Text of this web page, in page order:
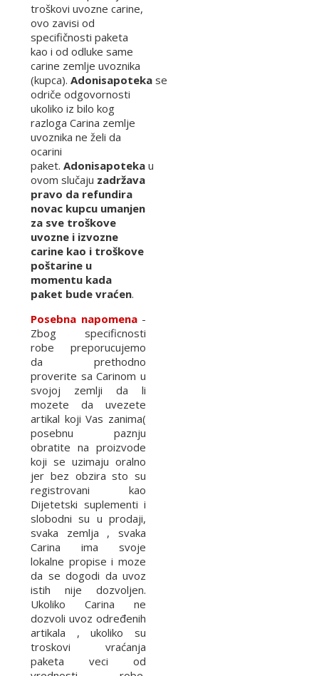
troškovi uvozne carine,
ovo zavisi od
specifičnosti paketa
kao i od odluke same
carine zemlje uvoznika
(kupca). Adonisapoteka se
odriče odgovornosti
ukoliko iz bilo kog
razloga Carina zemlje
uvoznika ne želi da
ocarini
paket. Adonisapoteka u
ovom slučaju zadržava
pravo da refundira
novac kupcu umanjen
za sve troškove
uvozne i izvozne
carine kao i troškove
poštarine u
momentu kada
paket bude vraćen.
Posebna napomena-
Zbog specificnosti
robe preporucujemo
da prethodno
proverite sa Carinom u
svojoj zemlji da li
mozete da uvezete
artikal koji Vas zanima(
posebnu paznju
obratite na proizvode
koji se uzimaju oralno
jer bez obzira sto su
registrovani kao
Dijetetski suplementi i
slobodni su u prodaji,
svaka zemlja , svaka
Carina ima svoje
lokalne propise i moze
da se dogodi da uvoz
istih nije dozvoljen.
Ukoliko Carina ne
dozvoli uvoz određenih
artikala , ukoliko su
troskovi vraćanja
paketa veci od